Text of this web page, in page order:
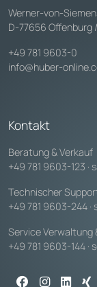
Werner-von-
D-77656 Offenburg
+49 781 9603-0
info@huber-
Kontakt
Beratung & Verkauf
+49 781 9603-123 ·
Technischer
+49 781 9603-244 ·
Service Verwaltung
+49 781 9603-144 ·